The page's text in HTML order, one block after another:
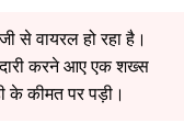
से वायरल हो रहा है।
करने आए एक शख्स
के कीमत पर पड़ी।